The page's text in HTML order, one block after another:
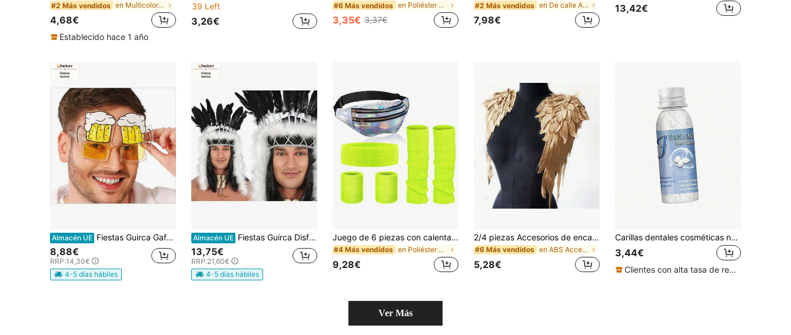
#2 Más vendidos en Multicolor Ropa de mano
4,68€
Establecido hace 1 año
39 Left
3,26€
#6 Más vendidos en Poliéster Conjuntos de accesorios de vestuario
3,35€ 3,37€
#2 Más vendidos en De calle Accesorios de disfraces
7,98€
13,42€
Almacén UE Fiestas Guirca Gafas de Sol con Diseños de Cerveza para Fiestas y Eventos Temáticos, Accesorios Divertidos y Originales con Efecto de Lentes Mapache con Temática Festiva, Ideales para Celebraciones, Disfraces y Diversión en Reuniones Sociales - Envío GRATIS ✅ Entrega 24/48h a España (península)
8,88€
RRP:14,30€
4-5 días hábiles
Almacén UE Fiestas Guirca Disfraz de Jefe Indio con Penacho de Plumas para Niños y Adultos, Accesorios de Fiesta Temática Indígena, Complemento para Fiestas de Disfraces, Eventos Temáticos o Celebraciones con Estilo Tradicional - Envío GRATIS ✅ Entrega 24/48h a España (península)
13,75€
RRP:21,60€
4-5 días hábiles
Juego de 6 piezas con calentadores de piernas estilo años 80 en color neón, bolso de cintura holográfico, diadema y muñequeras, adecuado para yoga, fiestas y verano
#4 Más vendidos en Poliéster Conjuntos de accesorios de vestuario
9,28€
2/4 piezas Accesorios de encaje bordado con patrón de alas DIY, pegatinas multicapa de alta resistencia de gran tamaño, pegatinas de flores bordadas con alas de ángel, adecuadas para cosplay, reuniones de amigos, eventos de Halloween, fiestas, etc.
#6 Más vendidos en ABS Accesorios de disfraces
5,28€
Carillas dentales cosméticas no médicas ajustables DIY - Se ajustan perfectamente y se ven realistas, cómodas de usar, realzan naturalmente tu sonrisa, adecuadas para hombres y mujeres, perfectas para uso diario y ocasiones especiales, un regalo ideal para la salud oral y la confianza, una solución dental asequible
3,44€
Clientes con alta tasa de repetición
Ver Más